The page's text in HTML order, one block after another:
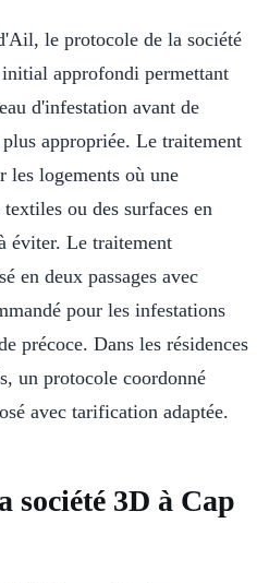
le protocole de la société
approfondi permettant
d'infestation avant de
appropriée. Le traitement
les logements où une
ou des surfaces en
éviter. Le traitement
en deux passages avec
pour les infestations
précoce. Dans les résidences
un protocole coordonné
avec tarification adaptée.
3D à Cap